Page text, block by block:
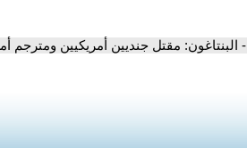
- البنتاغون: مقتل جنديين أمريكيين ومترجم